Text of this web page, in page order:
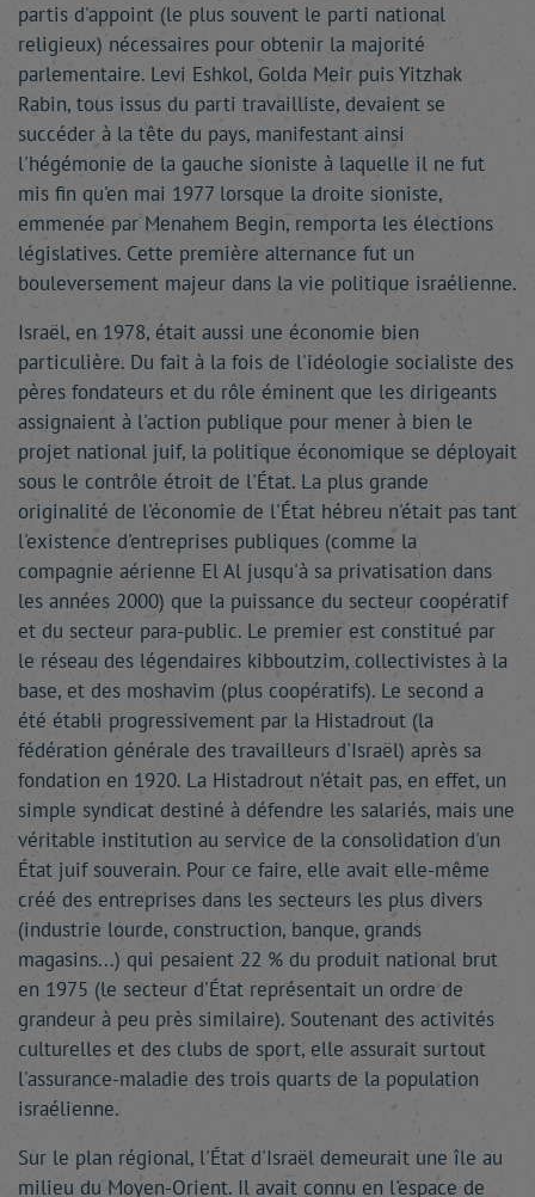
partis d'appoint (le plus souvent le parti national
religieux) nécessaires pour obtenir la majorité
parlementaire. Levi Eshkol, Golda Meir puis Yitzhak
Rabin, tous issus du parti travailliste, devaient se
succéder à la tête du pays, manifestant ainsi
l'hégémonie de la gauche sioniste à laquelle il ne fut
mis fin qu'en mai 1977 lorsque la droite sioniste,
emmenée par Menahem Begin, remporta les élections
législatives. Cette première alternance fut un
bouleversement majeur dans la vie politique israélienne.
Israël, en 1978, était aussi une économie bien
particulière. Du fait à la fois de l'idéologie socialiste des
pères fondateurs et du rôle éminent que les dirigeants
assignaient à l'action publique pour mener à bien le
projet national juif, la politique économique se déployait
sous le contrôle étroit de l'État. La plus grande
originalité de l'économie de l'État hébreu n'était pas tant
l'existence d'entreprises publiques (comme la
compagnie aérienne El Al jusqu'à sa privatisation dans
les années 2000) que la puissance du secteur coopératif
et du secteur para-public. Le premier est constitué par
le réseau des légendaires kibboutzim, collectivistes à la
base, et des moshavim (plus coopératifs). Le second a
été établi progressivement par la Histadrout (la
fédération générale des travailleurs d'Israël) après sa
fondation en 1920. La Histadrout n'était pas, en effet, un
simple syndicat destiné à défendre les salariés, mais une
véritable institution au service de la consolidation d'un
État juif souverain. Pour ce faire, elle avait elle-même
créé des entreprises dans les secteurs les plus divers
(industrie lourde, construction, banque, grands
magasins...) qui pesaient 22 % du produit national brut
en 1975 (le secteur d'État représentait un ordre de
grandeur à peu près similaire). Soutenant des activités
culturelles et des clubs de sport, elle assurait surtout
l'assurance-maladie des trois quarts de la population
israélienne.
Sur le plan régional, l'État d'Israël demeurait une île au
milieu du Moyen-Orient. Il avait connu en l'espace de